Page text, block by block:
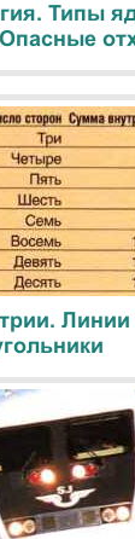
Типы
Линии